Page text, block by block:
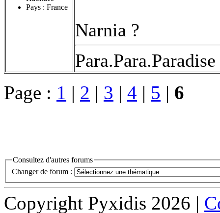
Pays : France
Narnia ?
Para.Para.Paradise
Page : 1 | 2 | 3 | 4 | 5 | 6
Consultez d'autres forums
Changer de forum :
Copyright Pyxidis 2026 |